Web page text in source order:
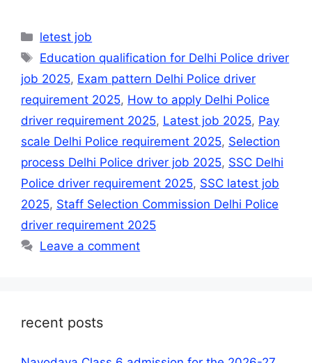
Categories
letest job
Tags
Education qualification for Delhi Police driver
job 2025, Exam pattern Delhi Police driver
requirement 2025, How to apply Delhi Police
driver requirement 2025, Latest job 2025, Pay
scale Delhi Police requirement 2025, Selection
process Delhi Police driver job 2025, SSC Delhi
Police driver requirement 2025, SSC latest job
2025, Staff Selection Commission Delhi Police
driver requirement 2025
Leave a comment
recent posts